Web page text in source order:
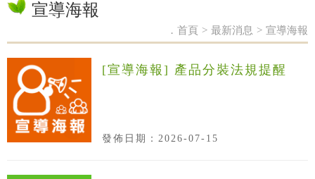
宣導海報
．首頁 > 最新消息 > 宣導海報
[宣導海報] 產品分裝法規提醒
發佈日期：2026-07-15